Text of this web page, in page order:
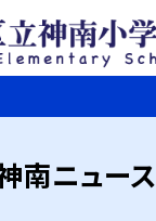
南ニュース